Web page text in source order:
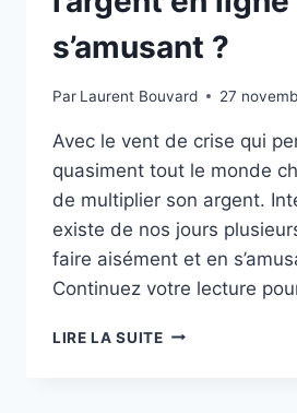
s’amusant ?
Par Laurent Bouvard 27
Avec le vent de crise qui
quasiment tout le monde
de multiplier son argent.
existe de nos jours
faire aisément et en
Continuez votre lecture
LIRE LA SUITECOMMENT